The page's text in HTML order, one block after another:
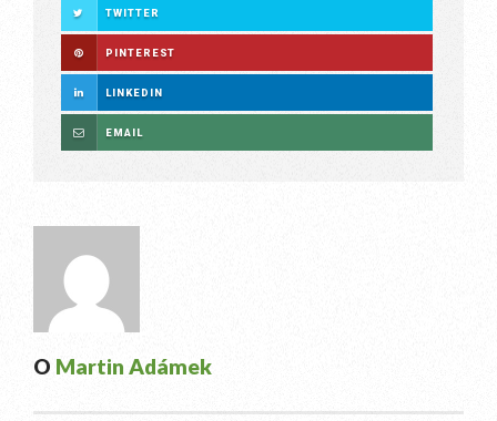
TWITTER
PINTEREST
LINKEDIN
EMAIL
O Martin Adámek